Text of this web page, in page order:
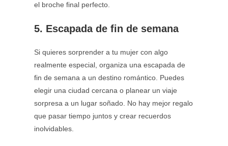
el broche final perfecto.
5. Escapada de fin de semana
Si quieres sorprender a tu mujer con algo
realmente especial, organiza una escapada de
fin de semana a un destino romántico. Puedes
elegir una ciudad cercana o planear un viaje
sorpresa a un lugar soñado. No hay mejor regalo
que pasar tiempo juntos y crear recuerdos
inolvidables.